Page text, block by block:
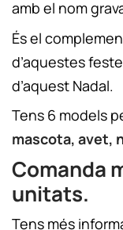
amb el nom
És el
d’aquestes
d’aquest Nadal.
Tens 6 models
mascota, avet,
Comanda
unitats.
Tens més